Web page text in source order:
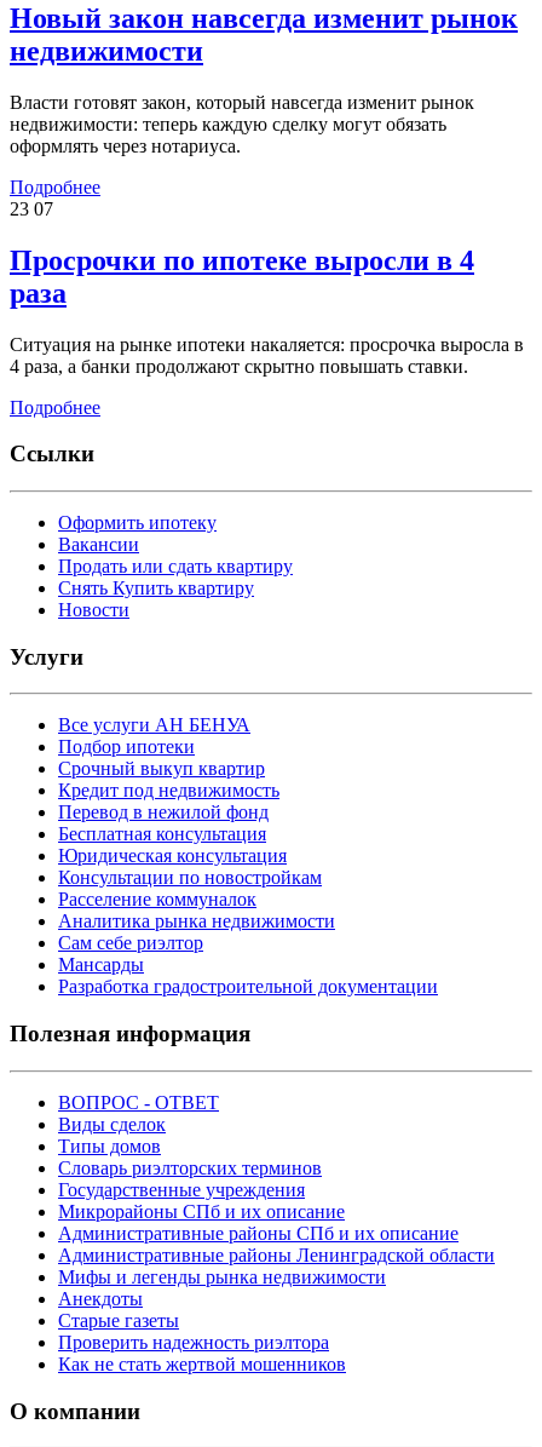
Новый закон навсегда изменит рынок
недвижимости
Власти готовят закон, который навсегда изменит рынок
недвижимости: теперь каждую сделку могут обязать
оформлять через нотариуса.
Подробнее
23 07
Просрочки по ипотеке выросли в 4
раза
Ситуация на рынке ипотеки накаляется: просрочка выросла в
4 раза, а банки продолжают скрытно повышать ставки.
Подробнее
Ссылки
Оформить ипотеку
Вакансии
Продать или сдать квартиру
Снять Купить квартиру
Новости
Услуги
Все услуги АН БЕНУА
Подбор ипотеки
Срочный выкуп квартир
Кредит под недвижимость
Перевод в нежилой фонд
Бесплатная консультация
Юридическая консультация
Консультации по новостройкам
Расселение коммуналок
Аналитика рынка недвижимости
Сам себе риэлтор
Мансарды
Разработка градостроительной документации
Полезная информация
ВОПРОС - ОТВЕТ
Виды сделок
Типы домов
Словарь риэлторских терминов
Государственные учреждения
Микрорайоны СПб и их описание
Административные районы СПб и их описание
Административные районы Ленинградской области
Мифы и легенды рынка недвижимости
Анекдоты
Старые газеты
Проверить надежность риэлтора
Как не стать жертвой мошенников
О компании